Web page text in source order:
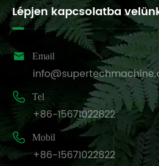
Lépjen kapcsolatba
 Email
 Tel
+86-15671022822
 Mobil
+86-15671022822